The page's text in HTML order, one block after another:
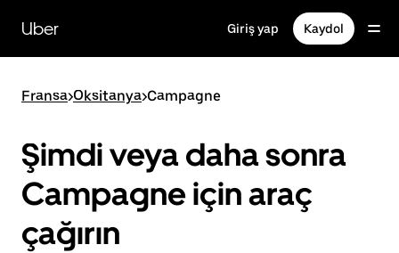
içeriğe
gidinUber Giriş yap Kaydol
Fransa>Oksitanya>Campagne
Şimdi veya daha sonra
Campagne için araç
çağırın